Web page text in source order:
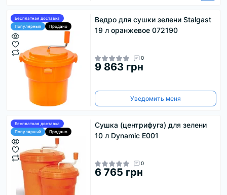
Бесплатная доставка
Популярный
Продано
Ведро для сушки зелени Stalgast
19 л оранжевое 072190
0
9 863 грн
Уведомить меня
Бесплатная доставка
Популярный
Продано
Сушка (центрифуга) для зелени
10 л Dynamic E001
0
6 765 грн